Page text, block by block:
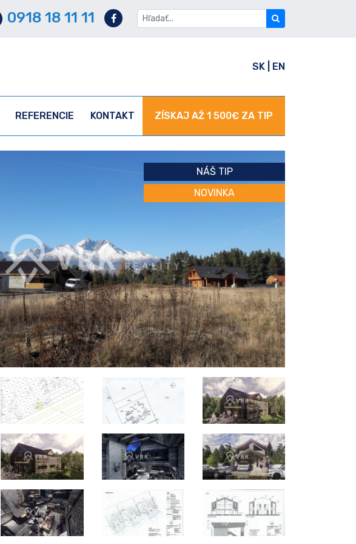
0918 18 11 11
SK EN
REFERENCIE KONTAKT ZÍSKAJ AŽ 1 500€ ZA TIP
NÁŠ TIP
NOVINKA